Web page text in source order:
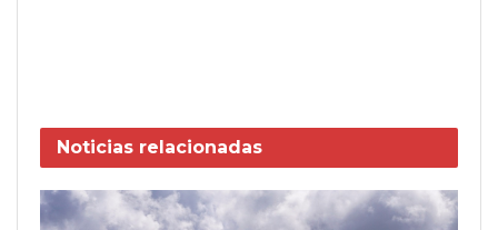
Noticias relacionadas